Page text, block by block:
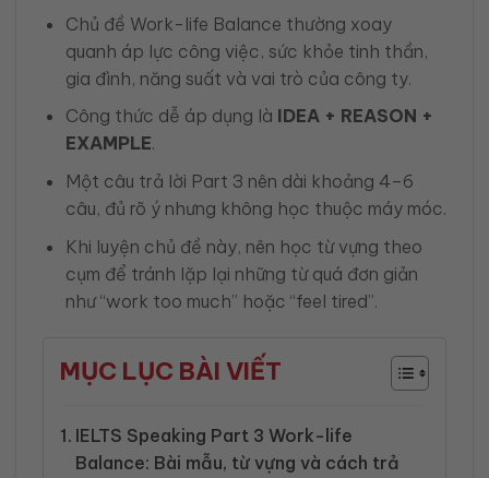
Chủ đề Work-life Balance thường xoay
quanh áp lực công việc, sức khỏe tinh thần,
gia đình, năng suất và vai trò của công ty.
Công thức dễ áp dụng là IDEA + REASON +
EXAMPLE.
Một câu trả lời Part 3 nên dài khoảng 4–6
câu, đủ rõ ý nhưng không học thuộc máy móc.
Khi luyện chủ đề này, nên học từ vựng theo
cụm để tránh lặp lại những từ quá đơn giản
như “work too much” hoặc “feel tired”.
MỤC LỤC BÀI VIẾT
IELTS Speaking Part 3 Work-life
Balance: Bài mẫu, từ vựng và cách trả